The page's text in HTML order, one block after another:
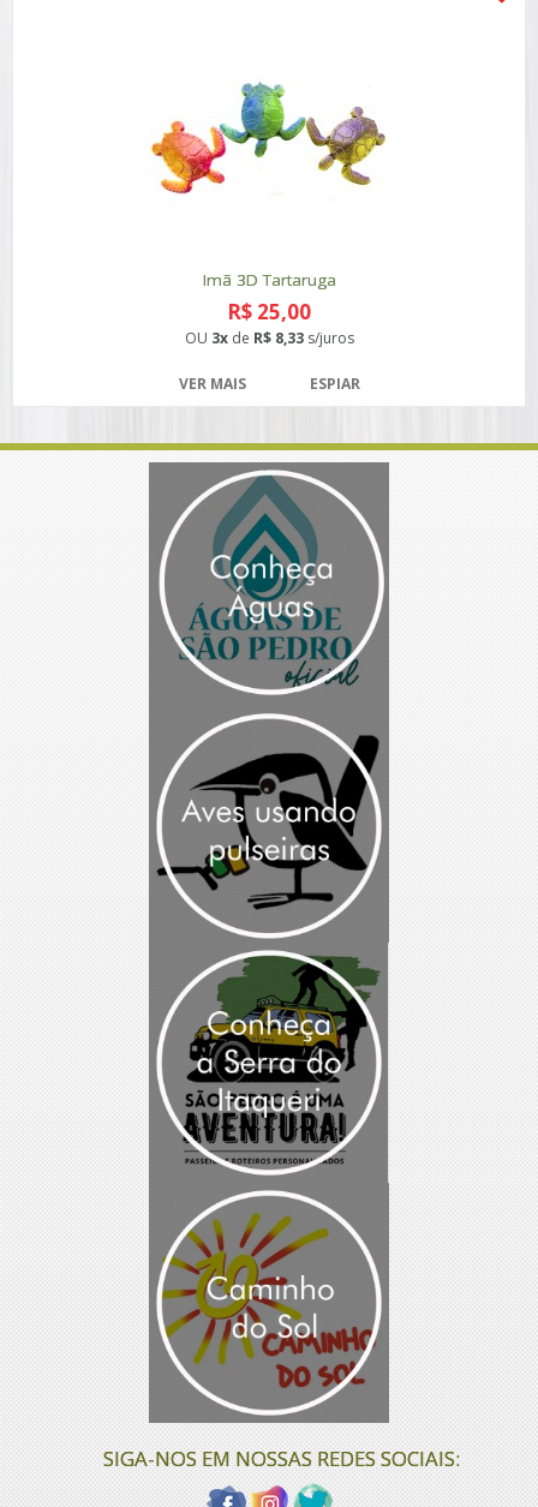
Imã 3D Tartaruga
R$ 25,00
OU 3xde R$ 8,33s/juros
VER MAIS ESPIAR
SIGA-NOS EM NOSSAS REDES SOCIAIS: